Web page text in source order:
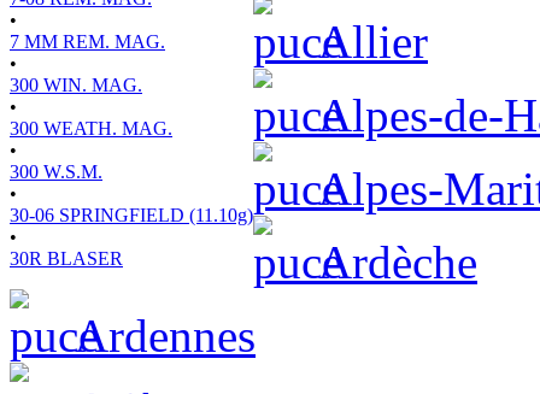
•
7 MM REM. MAG.
•
300 WIN. MAG.
•
300 WEATH. MAG.
•
300 W.S.M.
•
30-06 SPRINGFIELD (11.10g)
•
30R BLASER
Allier
Alpes-de-
Alpes-
Ardèche
Ardennes